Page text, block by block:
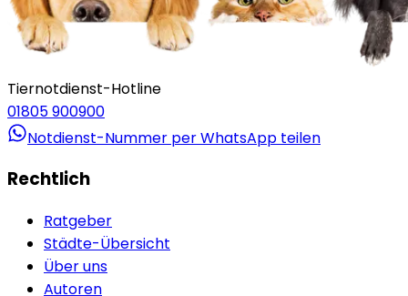
Tiernotdienst-Hotline
01805 900900
Notdienst-Nummer per WhatsApp teilen
Rechtlich
Ratgeber
Städte-Übersicht
Über uns
Autoren